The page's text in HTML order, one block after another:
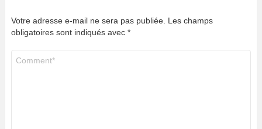
Votre adresse e-mail ne sera pas publiée. Les champs
obligatoires sont indiqués avec *